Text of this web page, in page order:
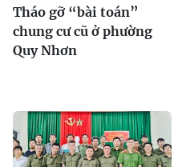
Tháo gỡ “bài toán”
chung cư cũ ở phường
Quy Nhơn